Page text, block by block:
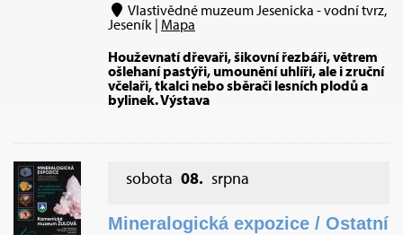
Vlastivědné muzeum Jesenicka - vodní tvrz,
Jeseník | Mapa
Houževnatí dřevaři, šikovní řezbáři, větrem
ošlehaní pastýři, umounění uhlíři, ale i zruční
včelaři, tkalci nebo sběrači lesních plodů a
bylinek. Výstava
sobota 08. srpna
Mineralogická expozice / Ostatní